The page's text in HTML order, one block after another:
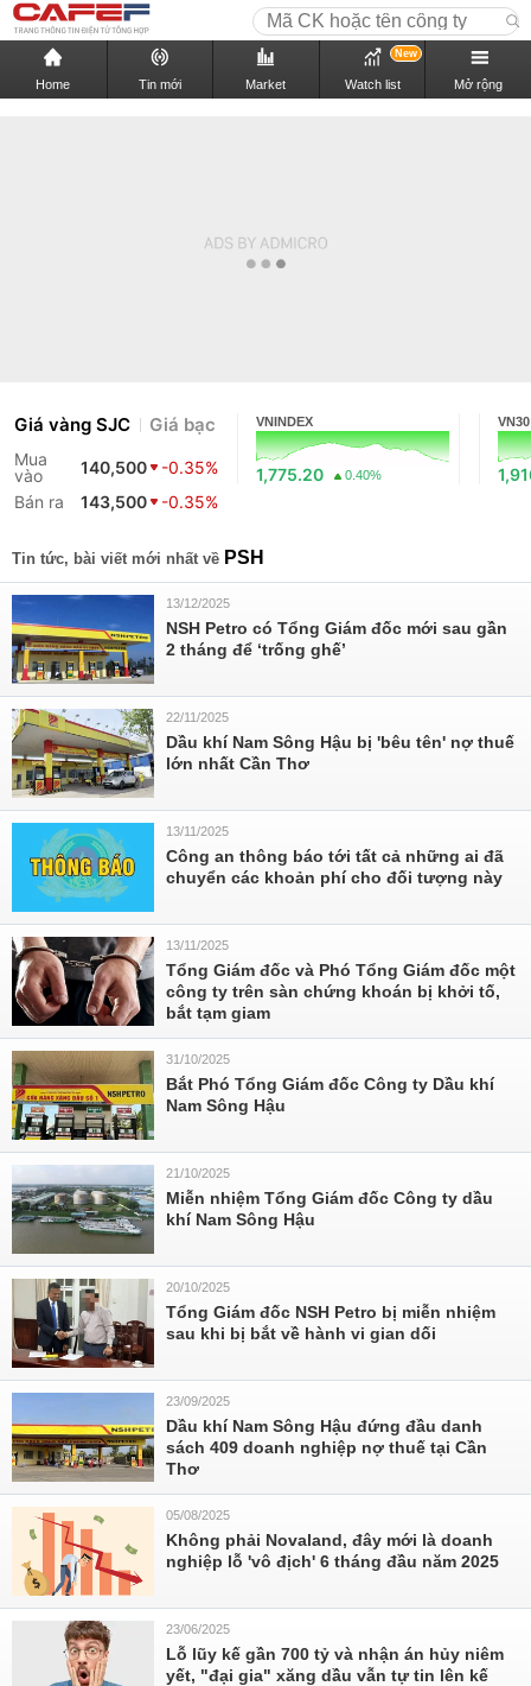
Home Tin mới Market Watch list
New
Mở rộng
Giá vàng SJC Giá bạc
Mua
vào
140,500
-0.35%
Bán ra
143,500 -0.35%
VNINDEX
1,775.20 0.40%
VN30
Tin tức, bài viết mới nhất về PSH
13/12/2025
NSH Petro có Tổng Giám đốc mới sau gần
2 tháng để ‘trống ghế’
22/11/2025
Dầu khí Nam Sông Hậu bị 'bêu tên' nợ thuế
lớn nhất Cần Thơ
13/11/2025
Công an thông báo tới tất cả những ai đã
chuyển các khoản phí cho đối tượng này
13/11/2025
Tổng Giám đốc và Phó Tổng Giám đốc một
công ty trên sàn chứng khoán bị khởi tố,
bắt tạm giam
31/10/2025
Bắt Phó Tổng Giám đốc Công ty Dầu khí
Nam Sông Hậu
21/10/2025
Miễn nhiệm Tổng Giám đốc Công ty dầu
khí Nam Sông Hậu
20/10/2025
Tổng Giám đốc NSH Petro bị miễn nhiệm
sau khi bị bắt về hành vi gian dối
23/09/2025
Dầu khí Nam Sông Hậu đứng đầu danh
sách 409 doanh nghiệp nợ thuế tại Cần
Thơ
05/08/2025
Không phải Novaland, đây mới là doanh
nghiệp lỗ 'vô địch' 6 tháng đầu năm 2025
23/06/2025
Lỗ lũy kế gần 700 tỷ và nhận án hủy niêm
yết, "đại gia" xăng dầu vẫn tự tin lên kế